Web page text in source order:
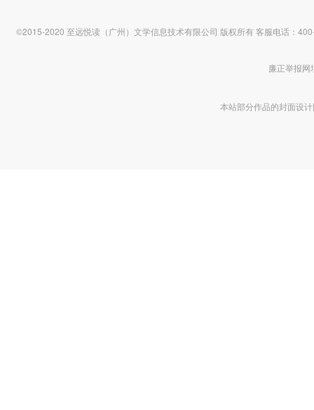
©2015-2020 至远悦读（广州）文学信息技术有限公司 版权所有 客服电话：
廉正举报
本站部分作品的封面设